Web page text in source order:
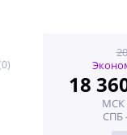
18
МСК
СПБ